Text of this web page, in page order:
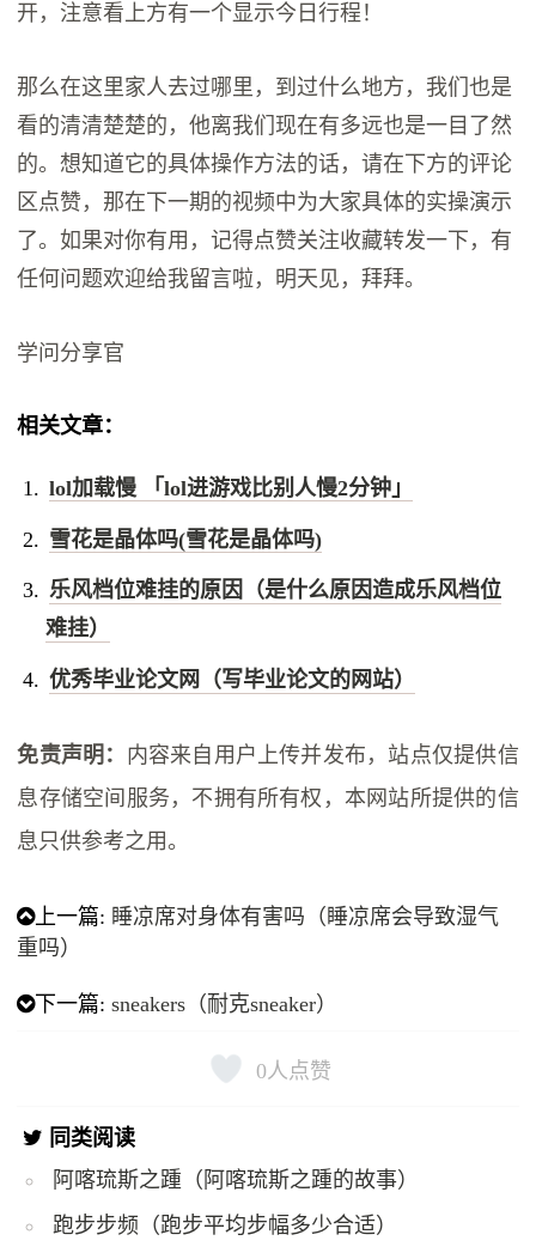
开，注意看上方有一个显示今日行程！
那么在这里家人去过哪里，到过什么地方，我们也是
看的清清楚楚的，他离我们现在有多远也是一目了然
的。想知道它的具体操作方法的话，请在下方的评论
区点赞，那在下一期的视频中为大家具体的实操演示
了。如果对你有用，记得点赞关注收藏转发一下，有
任何问题欢迎给我留言啦，明天见，拜拜。
学问分享官​
相关文章：
lol加载慢 「lol进游戏比别人慢2分钟」
雪花是晶体吗(雪花是晶体吗)
乐风档位难挂的原因（是什么原因造成乐风档位
难挂）
优秀毕业论文网（写毕业论文的网站）
免责声明： 内容来自用户上传并发布，站点仅提供信
息存储空间服务，不拥有所有权，本网站所提供的信
息只供参考之用。
上一篇: 睡凉席对身体有害吗（睡凉席会导致湿气
重吗）
下一篇:sneakers（耐克sneaker）
0人点赞
同类阅读
阿喀琉斯之踵（阿喀琉斯之踵的故事）
跑步步频（跑步平均步幅多少合适）